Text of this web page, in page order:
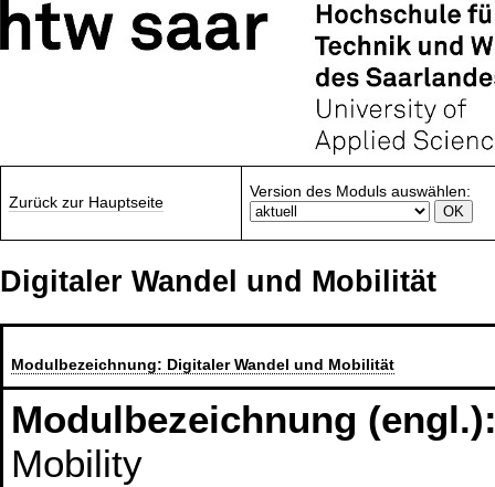
Zurück zur Hauptseite
Version des Moduls auswählen:
Digitaler Wandel und Mobilität
Modulbezeichnung: Digitaler Wandel und Mobilität
Modulbezeichnung
Mobility